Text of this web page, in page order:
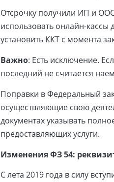
Отсрочку получили ИП и
использовать онлайн-
установить ККТ с момента
Важно: Есть исключение.
последний не считается
Поправки в Федеральный
осуществляющие свою
документах указывать
предоставляющих услуги.
Изменения ФЗ 54:
С лета 2019 года в силу